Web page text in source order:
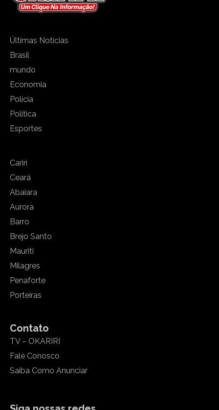
Últimas Notícias
Brasil
mundo
Economia
Polícia
Política
Esportes
Cariri
Ceará
Abaiara
Aurora
Barro
Brejo Santo
Mauriti
Milagres
Penaforte
Porteiras
Contato
TV – OKARIRI
Fale Conosco
Saiba Como Anunciar